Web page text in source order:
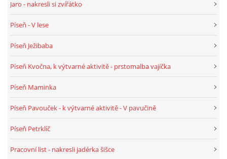
HALLOWEEN
SVATÝ MARTIN
SVATÁ BARBORA 4.12.
Jaro - nakresli si zvířátko
Píseň - V lese
Píseň Ježibaba
Píseň Kvočna, k výtvarné aktivitě - prstomalba vajíčka
Píseň Maminka
Píseň Pavouček - k výtvarné aktivitě - V pavučině
Píseň Petrklíč
Pracovní list - nakresli jadérka šišce